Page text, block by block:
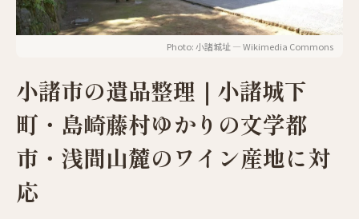
Photo: 小諸城址 — Wikimedia Commons
小諸市の遺品整理｜小諸城下
町・島崎藤村ゆかりの文学都
市・浅間山麓のワイン産地に対
応